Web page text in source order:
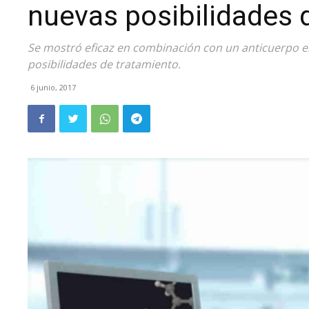
nuevas posibilidades
Se mostró eficaz en combinación con un anticuerpo
posibilidades de tratamiento.
6 junio, 2017